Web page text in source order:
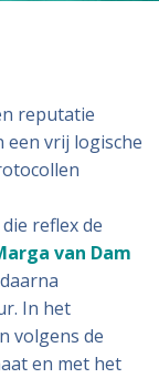
reputatie
vrij logische
reflex de
van Dam
In het
volgens de
en met het